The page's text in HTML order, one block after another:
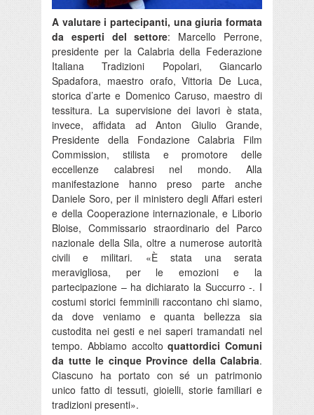
A valutare i partecipanti, una giuria formata
da esperti del settore: Marcello Perrone,
presidente per la Calabria della Federazione
Italiana Tradizioni Popolari, Giancarlo
Spadafora, maestro orafo, Vittoria De Luca,
storica d’arte e Domenico Caruso, maestro di
tessitura. La supervisione dei lavori è stata,
invece, affidata ad Anton Giulio Grande,
Presidente della Fondazione Calabria Film
Commission, stilista e promotore delle
eccellenze calabresi nel mondo. Alla
manifestazione hanno preso parte anche
Daniele Soro, per il ministero degli Affari esteri
e della Cooperazione internazionale, e Liborio
Bloise, Commissario straordinario del Parco
nazionale della Sila, oltre a numerose autorità
civili e militari. «È stata una serata
meravigliosa, per le emozioni e la
partecipazione – ha dichiarato la Succurro -. I
costumi storici femminili raccontano chi siamo,
da dove veniamo e quanta bellezza sia
custodita nei gesti e nei saperi tramandati nel
tempo. Abbiamo accoltoquattordici Comuni
da tutte le cinque Province della Calabria.
Ciascuno ha portato con sé un patrimonio
unico fatto di tessuti, gioielli, storie familiari e
tradizioni presenti».